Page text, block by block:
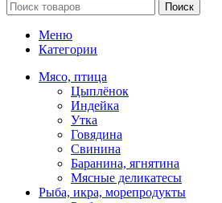
Поиск
Меню
Категории
Мясо, птица
Цыплёнок
Индейка
Утка
Говядина
Свинина
Баранина, ягнятина
Мясные деликатесы
Рыба, икра, морепродукты